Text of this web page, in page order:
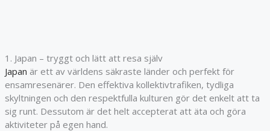
1. Japan – tryggt och lätt att resa själv
Japan är ett av världens säkraste länder och perfekt för
ensamresenärer. Den effektiva kollektivtrafiken, tydliga
skyltningen och den respektfulla kulturen gör det enkelt att ta
sig runt. Dessutom är det helt accepterat att äta och göra
aktiviteter på egen hand.